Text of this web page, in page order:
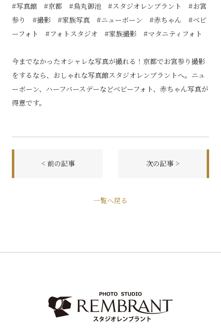
#写真館 #京都 #烏丸御池 #スタジオレンブラント #お宮
参り #撮影 #家族写真 #ニューボーン #赤ちゃん #ベビ
ーフォト #フォトスタジオ #家族撮影 #マタニティフォト
今までなかったオシャレな写真が撮れる！京都でお宮参り撮影
をするなら、おしゃれな写真館スタジオレンブラントへ。ニュ
ーボーン、ハーフバースデーなどベビーフォト、赤ちゃん写真が
得意です。
の
< 前の記事 次の記事 >
一覧へ戻る